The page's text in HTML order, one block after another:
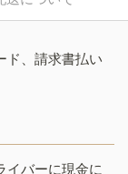
ド、請求書払い
イバーに現金に